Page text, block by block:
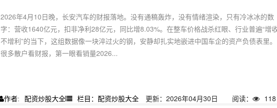
2026年4月10日晚，长安汽车的财报落地。没有通稿轰炸，没有情绪渲染，只有冷冰冰的数
字：营收1640亿元，扣非净利28亿元，同比增8.03%。在整车价格战杀红眼、行业普遍“增
不增利”的当下，这组数据像一块淬过火的钢，安静却扎实地嵌进中国车企的资产负债表里。
很多散户看财报，第一眼看销量2026...
作者: 配资炒股大全 栏目：配资炒股大全 更新：2026年04月30日 阅读： 118